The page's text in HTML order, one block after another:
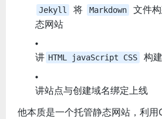
Jekyll 将 Markdown 文件
态网站
讲 HTML javaScript CSS 构
讲站点与创建域名绑定上线
他本质是一个托管静态网站，利